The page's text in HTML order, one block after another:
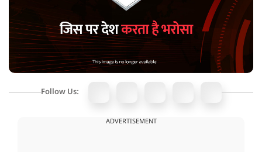
Follow Us:
ADVERTISEMENT